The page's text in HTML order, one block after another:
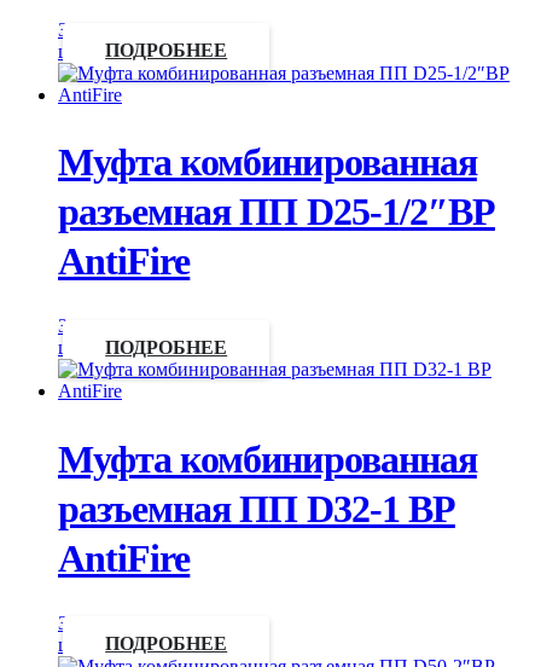
Запросить
цену
ПОДРОБНЕЕ
Муфта комбинированная
разъемная ПП D25-1/2″ВР
AntiFire
Запросить
цену
ПОДРОБНЕЕ
Муфта комбинированная
разъемная ПП D32-1 ВР
AntiFire
Запросить
цену
ПОДРОБНЕЕ